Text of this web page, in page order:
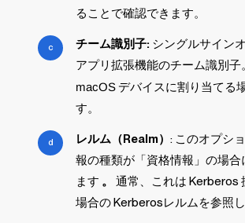
ることで確認できます。
チーム識別子: シングルサイン
アプリ拡張機能のチーム識別子
macOS デバイスに割り当てる
す。
レルム（Realm） : このオプシ
報の種類が「資格情報」の場
ます 。
通常、これは Kerberos
場合の Kerberosレルムを参照し